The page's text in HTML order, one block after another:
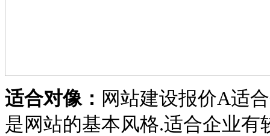
适合对像： 网站建设报价A适
是网站的基本风格.适合企业